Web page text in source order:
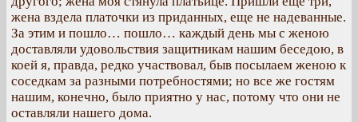
жена вздела платочки из приданных, еще не надеванные.
За этим и пошло… пошло… каждый день мы с женою
доставляли удовольствия защитникам нашим беседою, в
коей я, правда, редко участвовал, быв посылаем женою к
соседкам за разными потребностями; но все же гостям
нашим, конечно, было приятно у нас, потому что они не
оставляли нашего дома.